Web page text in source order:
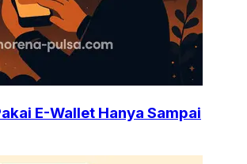
E-Wallet Hanya Sampai